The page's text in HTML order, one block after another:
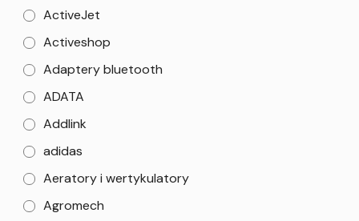
ActiveJet
Activeshop
Adaptery bluetooth
ADATA
Addlink
adidas
Aeratory i wertykulatory
Agromech